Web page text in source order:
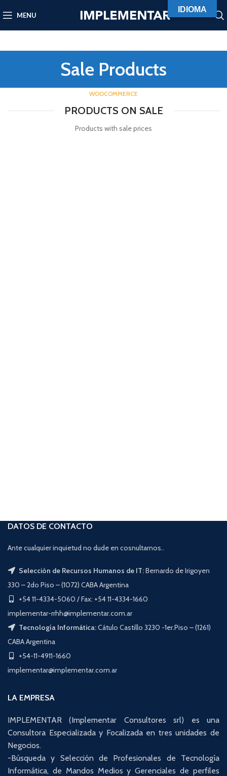
MENU
Sale Products
WOOCOMMERCE
PRODUCTS ON SALE
Products with sale prices
DATOS DE CONTACTO
Ante cualquier inquietud no dude en cosnultarnos..
Selección de Recursos Humanos de IT:Bernardo de Irigoyen
330 – 2do Piso – (1072) CABA Argentina
+54 11-4334-5060 / Fax: +54 11-4334-1660
implementar-rrhh@implementar.com.ar
Tecnología Informática:Cátulo Castillo 3230 -1er.Piso – (1261)
CABA Argentina
+54-11-4911-1660
implementar@implementar.com.ar
LA EMPRESA
IMPLEMENTAR (Implementar Consultores srl) es una
Consultora Especializada y Focalizada en tres unidades de
Negocios.
-Búsqueda y Selección de Profesionales de Tecnología
Informática, de Mandos Medios y Gerenciales de perfiles
IDIOMA